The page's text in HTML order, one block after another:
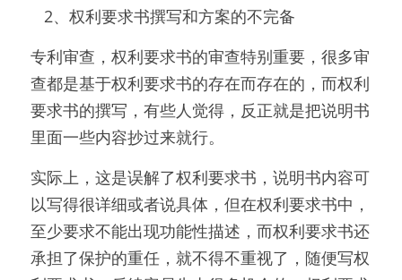
   2、权利要求书撰写和方案的不完备
专利审查，权利要求书的审查特别重要，很多审
查都是基于权利要求书的存在而存在的，而权利
要求书的撰写，有些人觉得，反正就是把说明书
里面一些内容抄过来就行。
实际上，这是误解了权利要求书，说明书内容可
以写得很详细或者说具体，但在权利要求书中，
至少要求不能出现功能性描述，而权利要求书还
承担了保护的重任，就不得不重视了，随便写权